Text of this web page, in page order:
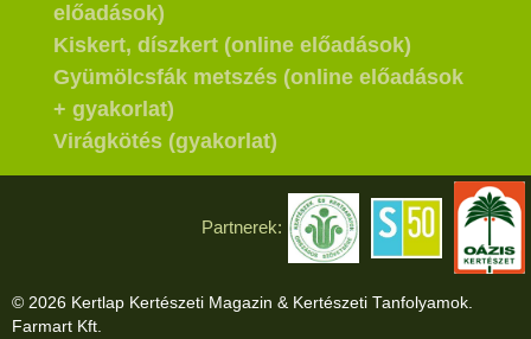
előadások)
Kiskert, díszkert (online előadások)
Gyümölcsfák metszés (online előadások
+ gyakorlat)
Virágkötés (gyakorlat)
Partnerek:
© 2026 Kertlap Kertészeti Magazin & Kertészeti Tanfolyamok.
Farmart Kft.